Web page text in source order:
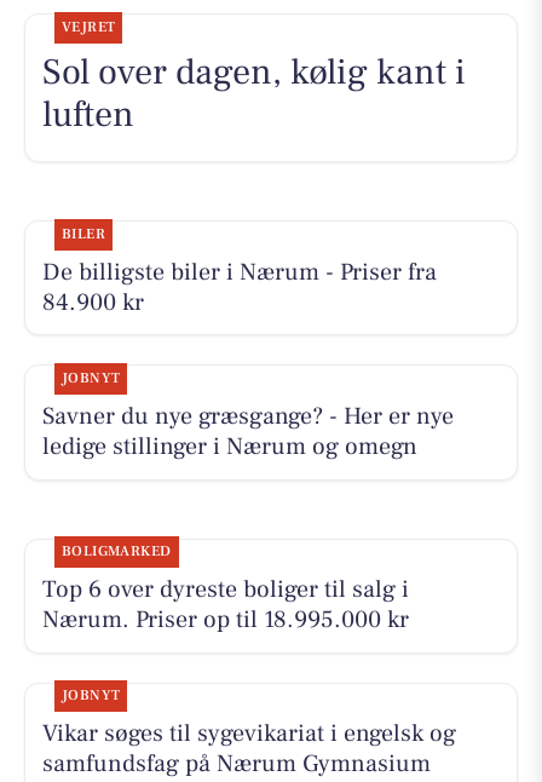
VEJRET
Sol over dagen, kølig kant i
luften
BILER
De billigste biler i Nærum - Priser fra
84.900 kr
JOBNYT
Savner du nye græsgange? - Her er nye
ledige stillinger i Nærum og omegn
BOLIGMARKED
Top 6 over dyreste boliger til salg i
Nærum. Priser op til 18.995.000 kr
JOBNYT
Vikar søges til sygevikariat i engelsk og
samfundsfag på Nærum Gymnasium